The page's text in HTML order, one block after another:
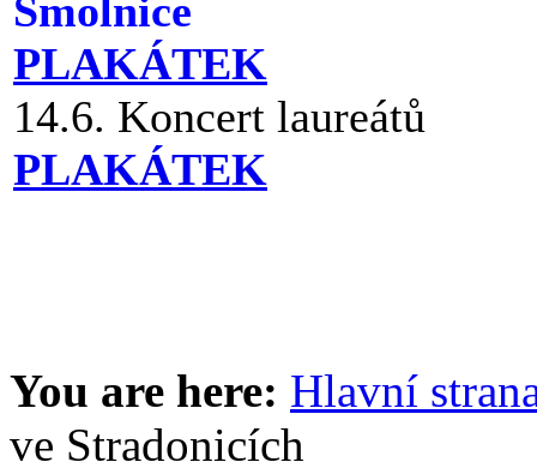
Smolnice
PLAKÁTEK
14.6. Koncert laureátů
PLAKÁTEK
You are here: Hlavní
ve Stradonicích